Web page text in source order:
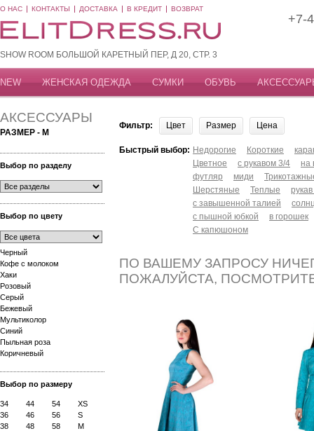
О НАС КОНТАКТЫ ДОСТАВКА В КРЕДИТ ВОЗВРАТ
SHOW ROOM БОЛЬШОЙ КАРЕТНЫЙ ПЕР, Д 20, СТР. 3
+7-
NEW ЖЕНСКАЯ ОДЕЖДА СУМКИ ОБУВЬ
АКСЕССУАРЫ
РАЗМЕР - M
Выбор по разделу
Выбор по цвету
Черный
Кофе с молоком
Хаки
Розовый
Серый
Бежевый
Мультиколор
Синий
Пыльная роза
Коричневый
Выбор по размеру
34 44 54
XS
36
46 56
S
38
48 58
M
Фильтр: Цвет Размер Цена
Быстрый выбор: Недорогие Короткие
Цветное
с рукавом 3/4
на
футляр
миди
Шерстяные
Теплые
с завышенной талией
с пышной юбкой
в горошек
С капюшоном
ПО ВАШЕМУ ЗАПРОСУ
ПОЖАЛУЙСТА,